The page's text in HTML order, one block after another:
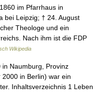
im Pfarrhaus in
bei Leipzig; † 24. August
Theologe und ein
Nach ihm ist die FDP
Wikipedia
Naumburg, Provinz
in Berlin) war ein
Inhaltsverzeichnis 1 Leben